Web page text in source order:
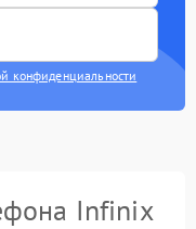
конфиденциальности
Infinix